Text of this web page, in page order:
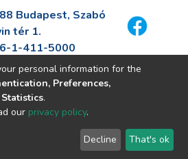
Budapest, Szabó
tér 1.
1-411-5000
fszek.hu
personal information for the
Preferences,
.
our privacy policy.
Decline That's ok